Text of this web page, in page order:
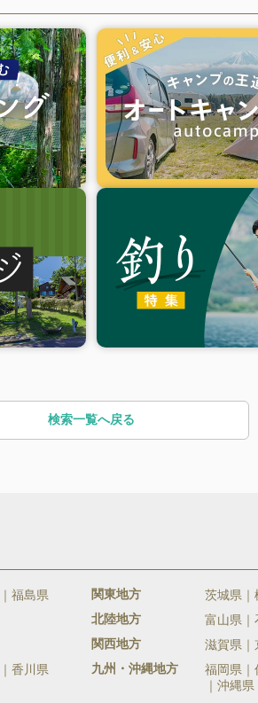
検索一覧へ戻る
福島県 関東地方 茨城県
北陸地方 富山県
関西地方 滋賀県
香川県
九州・沖縄地方 福岡県
沖縄県